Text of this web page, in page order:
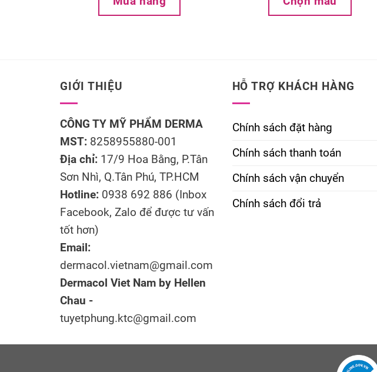
GIỚI THIỆU
CÔNG TY MỸ PHẨM DERMA
MST: 8258955880-001
Địa chỉ: 17/9 Hoa Bằng, P.Tân
Sơn Nhì, Q.Tân Phú, TP.HCM
Hotline: 0938 692 886 (Inbox
Facebook, Zalo để được tư vấn
tốt hơn)
Email:
dermacol.vietnam@gmail.com
Dermacol Viet Nam by Hellen
Chau -
tuyetphung.ktc@gmail.com
HỖ TRỢ KHÁCH HÀNG
Chính sách đặt hàng
Chính sách thanh toán
Chính sách vận chuyển
Chính sách đổi trả